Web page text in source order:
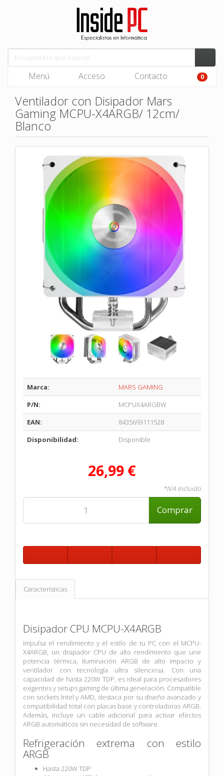
Menú Acceso Contacto 0
Ventilador con Disipador Mars
Gaming MCPU-X4ARGB/ 12cm/
Blanco
Marca:
MARS GAMING
P/N:
MCPUX4ARGBW
EAN:
8435693111528
Disponibilidad:
Disponible
26,99 €
*IVA Incluido
Comprar
Características
Disipador CPU MCPU-X4ARGB
Impulsa el rendimiento y el estilo de tu PC con el MCPU-
X4ARGB, un disipador CPU de alto rendimiento que une
potencia térmica, iluminación ARGB de alto impacto y
ventilador con tecnología ultra silenciosa. Con una
capacidad de hasta 220W TDP, es ideal para procesadores
exigentes y setups gaming de última generación. Compatible
con sockets Intel y AMD, destaca por su diseño avanzado y
compatibilidad total con placas base y controladoras ARGB.
Además, incluye un cable adicional para activar efectos
ARGB automáticos sin necesidad de software.
Refrigeración extrema con estilo
ARGB
Hasta 220W TDP